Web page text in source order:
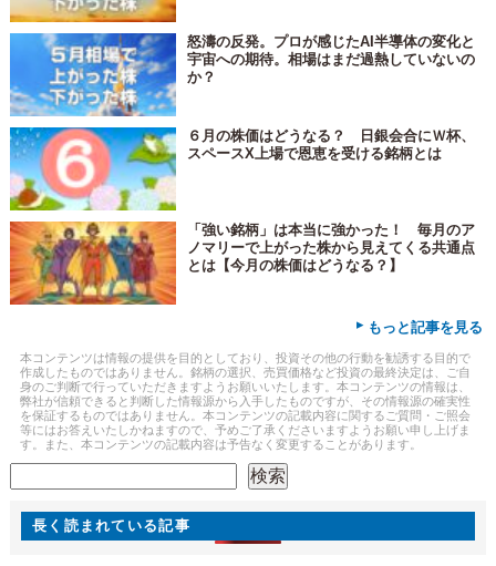
怒濤の反発。プロが感じたAI半導体の変化と
宇宙への期待。相場はまだ過熱していないの
か？
６月の株価はどうなる？ 日銀会合にＷ杯、
スペースX上場で恩恵を受ける銘柄とは
「強い銘柄」は本当に強かった！ 毎月のア
ノマリーで上がった株から見えてくる共通点
とは【今月の株価はどうなる？】
▸ もっと記事を見る
本コンテンツは情報の提供を目的としており、投資その他の行動を勧誘する目的で
作成したものではありません。銘柄の選択、売買価格など投資の最終決定は、ご自
身のご判断で行っていただきますようお願いいたします。本コンテンツの情報は、
弊社が信頼できると判断した情報源から入手したものですが、その情報源の確実性
を保証するものではありません。本コンテンツの記載内容に関するご質問・ご照会
等にはお答えいたしかねますので、予めご了承くださいますようお願い申し上げま
す。また、本コンテンツの記載内容は予告なく変更することがあります。
検索
長く読まれている記事